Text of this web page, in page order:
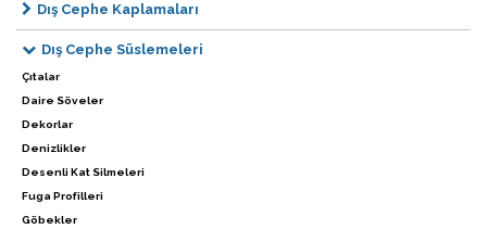
Dış Cephe Kaplamaları
Dış Cephe Süslemeleri
Çıtalar
Daire Söveler
Dekorlar
Denizlikler
Desenli Kat Silmeleri
Fuga Profilleri
Göbekler